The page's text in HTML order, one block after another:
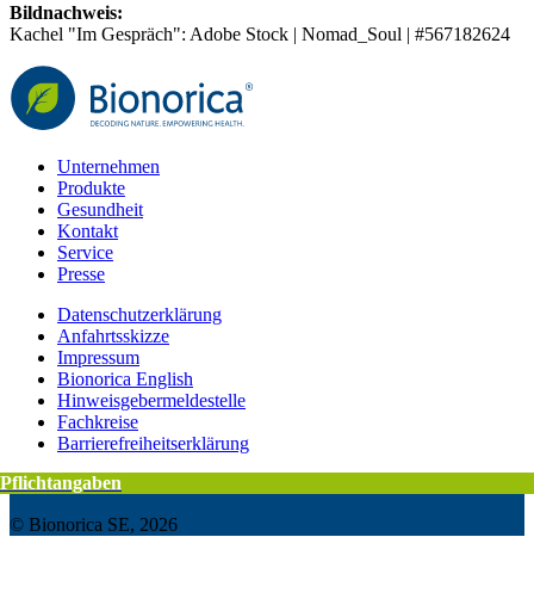
Bildnachweis:
Kachel "Im Gespräch": Adobe Stock | Nomad_Soul | #567182624
Unternehmen
Produkte
Gesundheit
Kontakt
Service
Presse
Datenschutzerklärung
Anfahrtsskizze
Impressum
Bionorica English
Hinweisgebermeldestelle
Fachkreise
Barrierefreiheitserklärung
Pflichtangaben
Pflichtangaben
© Bionorica SE, 2026